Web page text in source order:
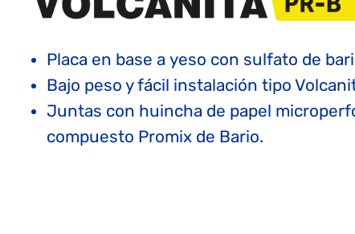
Placa en base a yeso con sulfato de
Bajo peso y fácil instalación tipo
Juntas con huincha de papel
compuesto Promix de Bario.